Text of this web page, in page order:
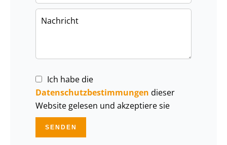
Ich habe die
Datenschutzbestimmungen dieser
Website gelesen und akzeptiere sie
SENDEN